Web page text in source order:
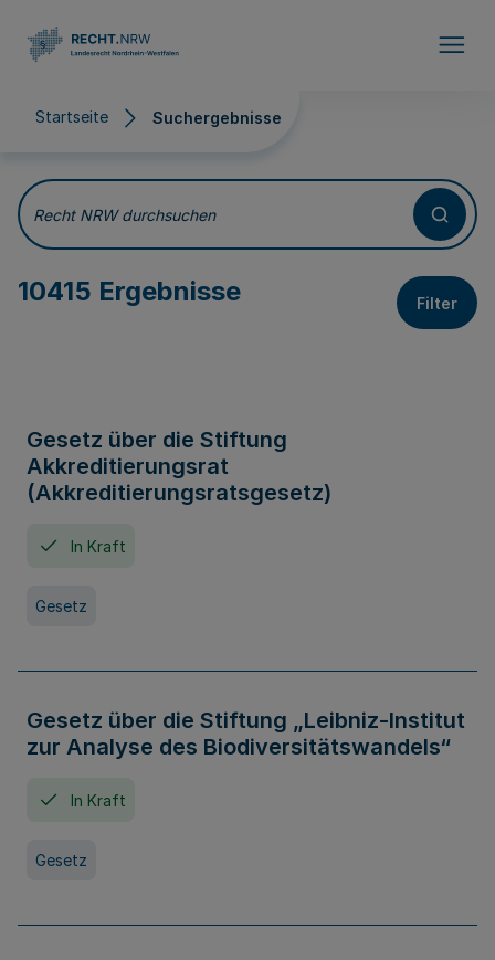
Startseite Suchergebnisse
Suchergebnisse
Recht NRW durchsuchen
10415 Ergebnisse Filter
Gesetz über die Stiftung
Akkreditierungsrat
(Akkreditierungsratsgesetz)
In Kraft
Gesetz
Gesetz über die Stiftung „Leibniz-Institut
zur Analyse des Biodiversitätswandels“
In Kraft
Gesetz